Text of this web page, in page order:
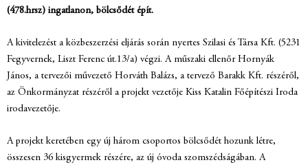
(478.hrsz) ingatlanon, bölcsődét épít.
A kivitelezést a közbeszerzési eljárás során nyertes Szilasi és Társa Kft. (5231
Fegyvernek, Liszt Ferenc út.13/a) végzi. A műszaki ellenőr Hornyák
János, a tervezői művezető Horváth Balázs, a tervező Barakk Kft. részéről,
az Önkormányzat részéről a projekt vezetője Kiss Katalin Főépítészi Iroda
irodavezetője.
A projekt keretében egy új három csoportos bölcsődét hozunk létre,
összesen 36 kisgyermek részére, az új óvoda szomszédságában. A